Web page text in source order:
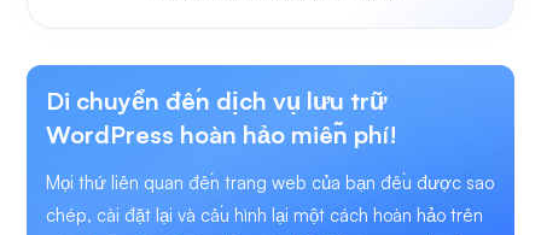
Di chuyển đến dịch vụ lưu trữ
WordPress hoàn hảo miễn phí!
Mọi thứ liên quan đến trang web của bạn đều được sao
chép, cài đặt lại và cấu hình lại một cách hoàn hảo trên